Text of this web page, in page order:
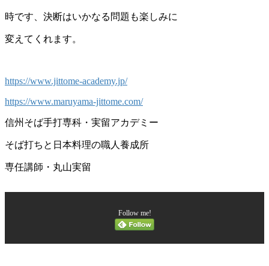
時です、決断はいかなる問題も楽しみに
変えてくれます。
https://www.jittome-academy.jp/
https://www.maruyama-jittome.com/
信州そば手打専科・実留アカデミー
そば打ちと日本料理の職人養成所
専任講師・丸山実留
Follow me!